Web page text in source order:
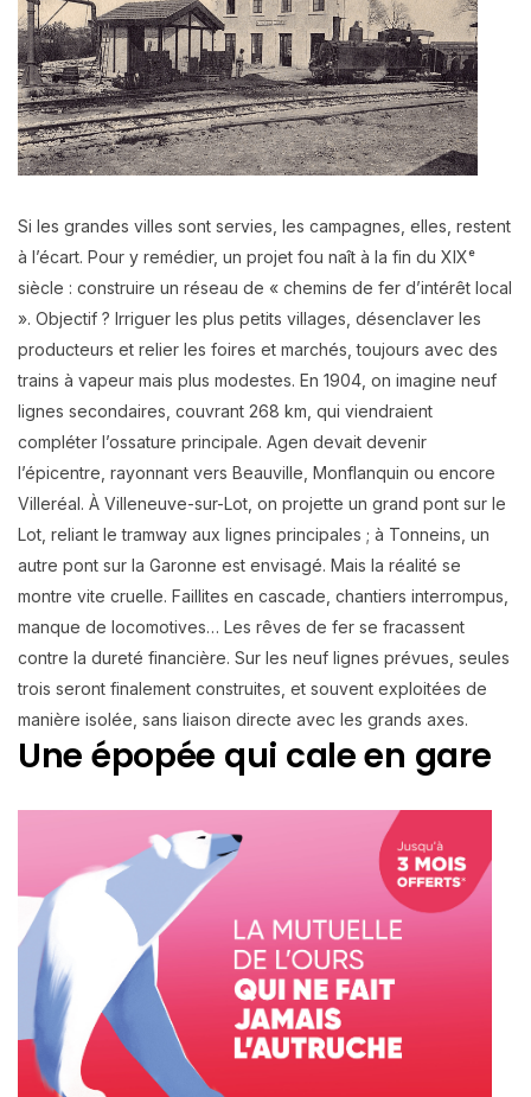
Si les grandes villes sont servies, les campagnes, elles, restent
à l’écart. Pour y remédier, un projet fou naît à la fin du XIXᵉ
siècle : construire un réseau de « chemins de fer d’intérêt local
». Objectif ? Irriguer les plus petits villages, désenclaver les
producteurs et relier les foires et marchés, toujours avec des
trains à vapeur mais plus modestes. En 1904, on imagine neuf
lignes secondaires, couvrant 268 km, qui viendraient
compléter l’ossature principale. Agen devait devenir
l’épicentre, rayonnant vers Beauville, Monflanquin ou encore
Villeréal. À Villeneuve-sur-Lot, on projette un grand pont sur le
Lot, reliant le tramway aux lignes principales ; à Tonneins, un
autre pont sur la Garonne est envisagé. Mais la réalité se
montre vite cruelle. Faillites en cascade, chantiers interrompus,
manque de locomotives… Les rêves de fer se fracassent
contre la dureté financière. Sur les neuf lignes prévues, seules
trois seront finalement construites, et souvent exploitées de
manière isolée, sans liaison directe avec les grands axes.
Une épopée qui cale en gare